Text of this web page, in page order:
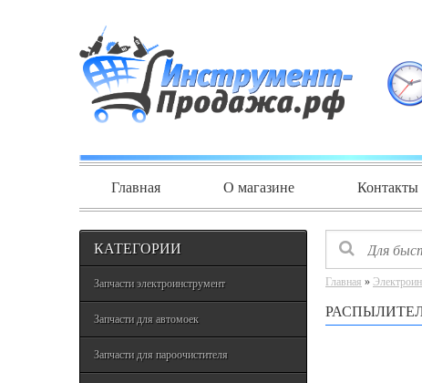
Главная О магазине Контакты
КАТЕГОРИИ
Запчасти электроинструмент
Запчасти для автомоек
Запчасти для пароочистителя
Главная »